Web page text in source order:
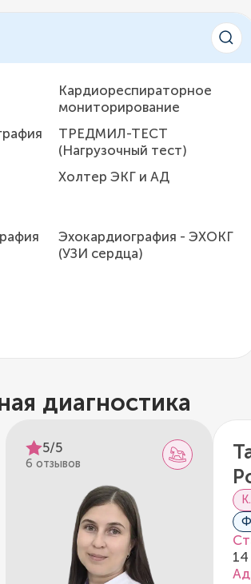
Кардиореспираторное
мониторирование
ТРЕДМИЛ-ТЕСТ
(Нагрузочный тест)
Холтер ЭКГ и АД
Эхокардиография - ЭХОКГ
(УЗИ сердца)
диагностика
5/5
6 отзывов